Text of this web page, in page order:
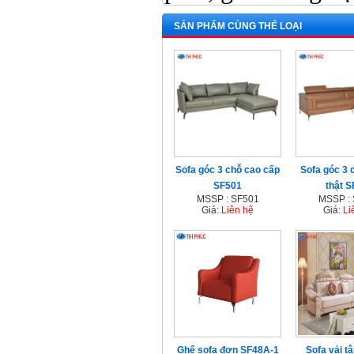
SẢN PHẨM CÙNG THỂ LOẠI
Sofa góc 3 chỗ cao cấp
SF501
MSSP : SF501
Giá: Liên hệ
Sofa góc 3
thật
MSSP :
Giá:
Ghế sofa đơn SF48A-1 Sofa vải